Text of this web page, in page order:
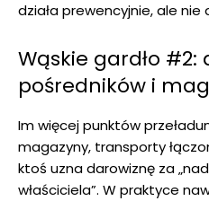
działa prewencyjnie, ale
Wąskie gardło
pośredników i
Im więcej punktów
magazyny, transporty
ktoś uzna darowiznę za
właściciela”. W praktyce